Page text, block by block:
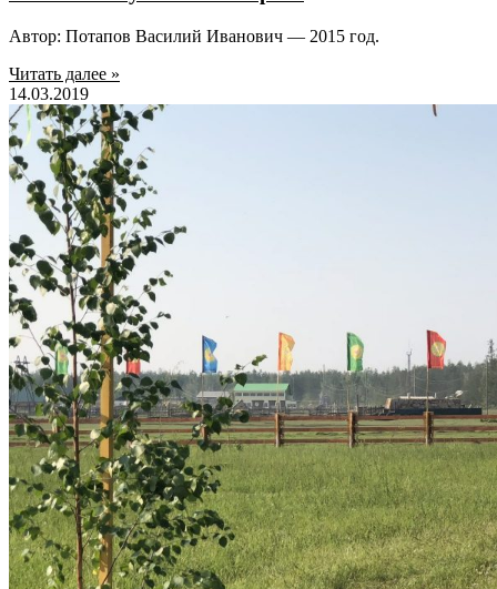
Автор: Потапов Василий Иванович — 2015 год.
Читать далее »
14.03.2019